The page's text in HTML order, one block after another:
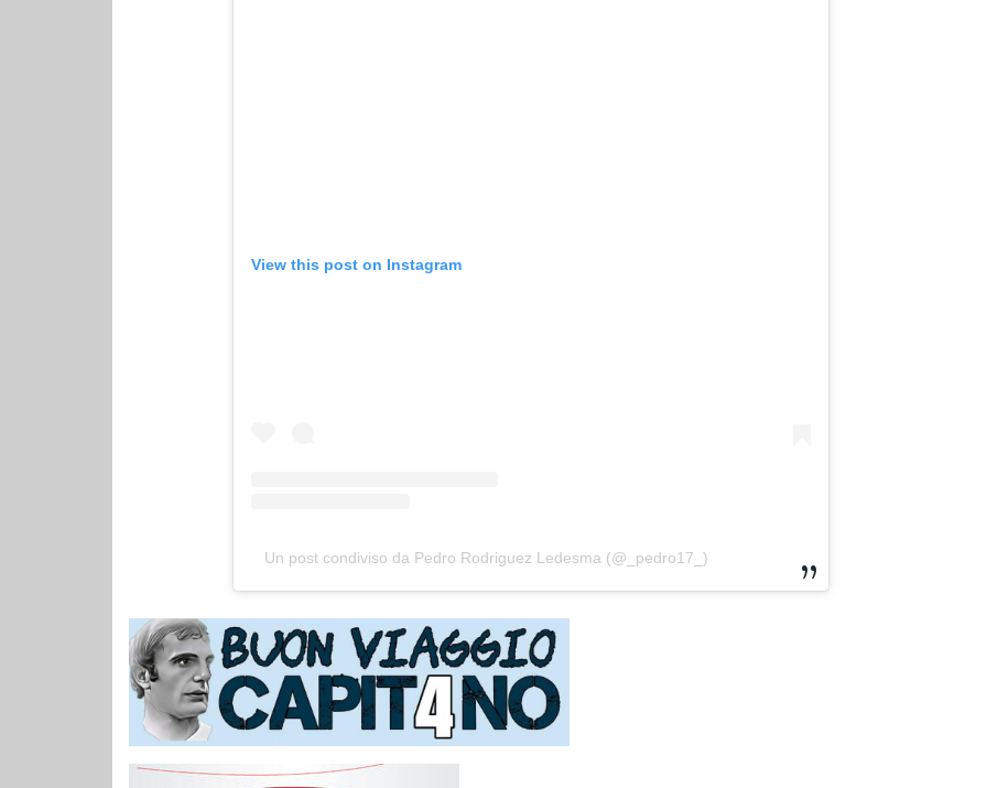
View this post on Instagram
Un post condiviso da Pedro Rodriguez Ledesma (@_pedro17_)